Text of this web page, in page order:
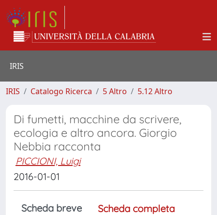
IRIS
IRIS Catalogo Ricerca 5 Altro 5.12 Altro
Di fumetti, macchine da scrivere,
ecologia e altro ancora. Giorgio
Nebbia racconta
PICCIONI, Luigi
2016-01-01
Scheda breve
Scheda completa